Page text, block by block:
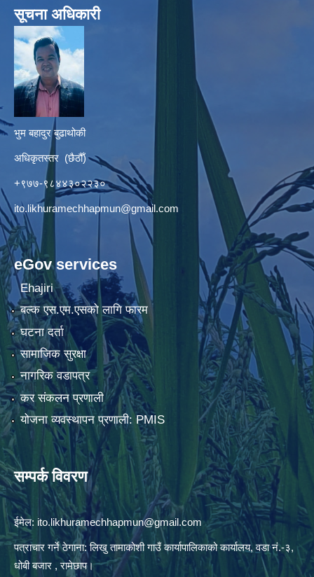
सूचना अधिकारी
भुम बहादुर बुढाथोकी
अधिकृतस्तर (छैठौँ)
+९७७-९८४४३०२२३०
ito.likhuramechhapmun@gmail.com
eGov services
Ehajiri
बल्क एस.एम.एसको लागि फारम
घटना दर्ता
सामाजिक सुरक्षा
नागरिक वडापत्र
कर संकलन प्रणाली
योजना व्यवस्थापन प्रणाली: PMIS
सम्पर्क विवरण
ईमेल: ito.likhuramechhapmun@gmail.com
पत्राचार गर्ने ठेगाना: लिखु तामाकोशी गाउँ कार्यापालिकाको कार्यालय, वडा नं.-३,
धोबी बजार , रामेछाप।